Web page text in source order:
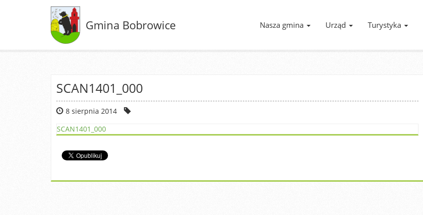
Gmina Bobrowice Nasza gmina Urząd Turystyka
SCAN1401_000
8 sierpnia 2014
SCAN1401_000